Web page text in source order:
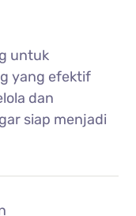
untuk
yang efektif
dan
siap menjadi